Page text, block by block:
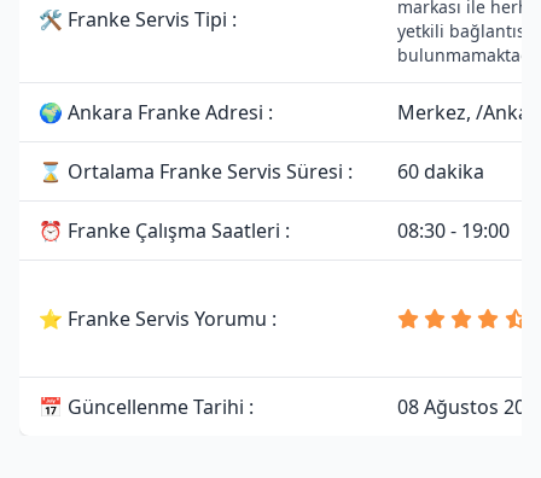
🛠 Franke Servis Tipi :
markası ile
yetkili bağlantısı
🌍 Ankara Franke Adresi : Merkez, /
⌛ Ortalama Franke Servis Süresi : 60 dakika
⏰ Franke Çalışma Saatleri : 08:30 - 19:00
⭐ Franke Servis Yorumu :
📅 Güncellenme Tarihi : 08 Ağustos